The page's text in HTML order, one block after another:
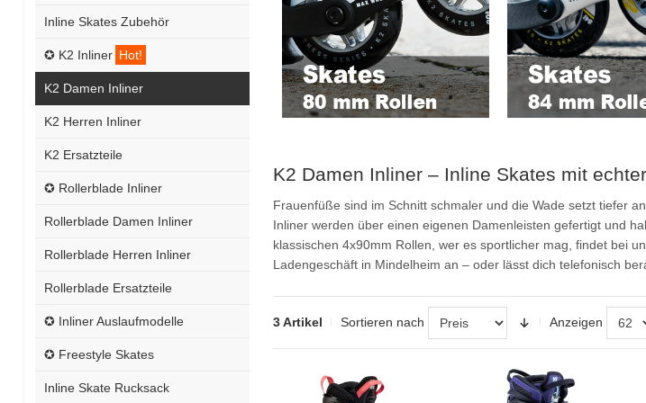
K2 Damen Inliner – Inline Skates mit
Frauenfüße sind im Schnitt schmaler und die Wade setzt tiefer
Inliner werden über einen eigenen Damenleisten gefertigt und
klassischen 4x90mm Rollen, wer es sportlicher mag, findet bei
Ladengeschäft in Mindelheim an – oder lässt dich telefonisch
3 Artikel Sortieren nach Anzeigen
Inline Skates Zubehör
✪ K2 Inliner Hot!
K2 Damen Inliner
K2 Herren Inliner
K2 Ersatzteile
✪ Rollerblade Inliner
Rollerblade Damen Inliner
Rollerblade Herren Inliner
Rollerblade Ersatzteile
✪ Inliner Auslaufmodelle
✪ Freestyle Skates
Inline Skate Rucksack